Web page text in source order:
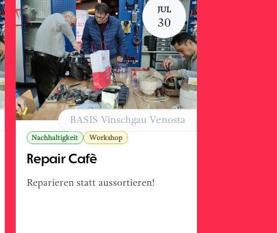
JUL
30
Nachhaltigkeit Workshop
Repair Cafè
Reparieren statt aussortieren!
BASIS Vinschgau Venosta